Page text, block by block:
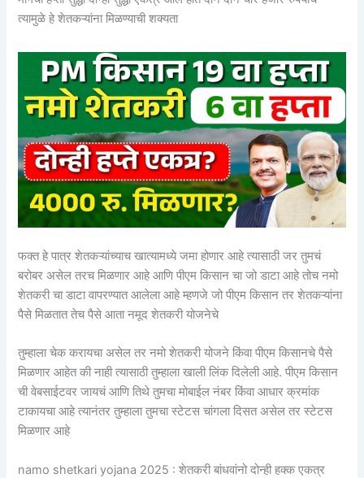
त्यामुळे हे शेतकऱ्यांना मिळण्याची शक्यता
फक्त हे पात्र शेतकऱ्यांच्याच खात्यामध्ये जमा होणार आहे त्यासाठी जर तुमचं
बरोबर असेल तरच मिळणार आहे आणि पीएम किसान चा जो डाटा आहे तोच नमो
शेतकरी चा डाटा वापरण्यात आलेला आहे म्हणजे जो पीएम किसान तर शेतकऱ्यांना
पैसे मिळतात तेच पैसे आता नमूद शेतकरी योजनेचे
तुम्हाला चेक करायचा असेल तर नमो शेतकरी योजने किंवा पीएम किसानचे पैसे
मिळणार आहेत की नाही त्यासाठी तुम्हाला खाली लिंक दिलेली आहे. पीएम किसान
ची वेबसाईटवर जायचं आणि तिथे तुमचा मोबाईल नंबर किंवा आधार क्रमांक
टाकायचा आहे त्यानंतर तुम्हाला तुमचा स्टेटस चांगला दिसत असेल तर स्टेटस
मिळणार आहे
namo shetkari yojana 2025 : शेतकरी बांधवांनो दोन्ही हक्क एकत्र